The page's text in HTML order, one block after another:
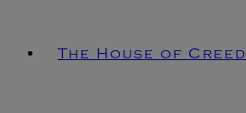
The House of Creed